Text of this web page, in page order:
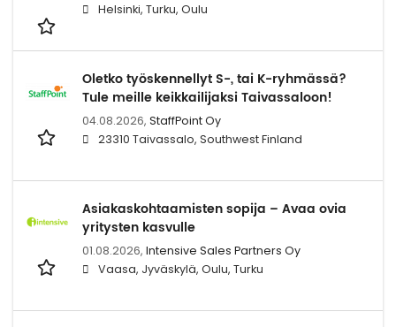
Helsinki, Turku, Oulu
Oletko työskennellyt S-, tai K-ryhmässä?
Tule meille keikkailijaksi Taivassaloon!
04.08.2026, StaffPoint Oy
23310 Taivassalo, Southwest Finland
Asiakaskohtaamisten sopija – Avaa ovia
yritysten kasvulle
01.08.2026, Intensive Sales Partners Oy
Vaasa, Jyväskylä, Oulu, Turku